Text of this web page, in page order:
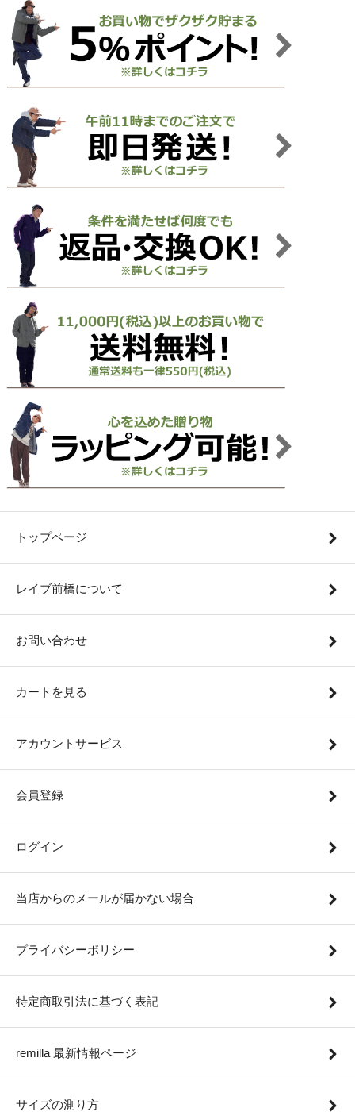
トップページ
レイブ前橋について
お問い合わせ
カートを見る
アカウントサービス
会員登録
ログイン
当店からのメールが届かない場合
プライバシーポリシー
特定商取引法に基づく表記
remilla 最新情報ページ
サイズの測り方